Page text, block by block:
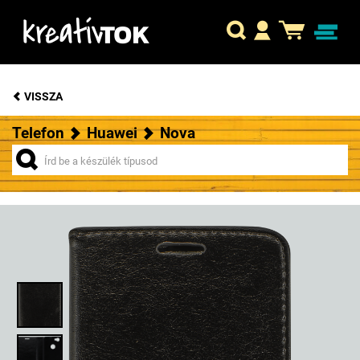
VISSZA
Telefon Huawei Nova